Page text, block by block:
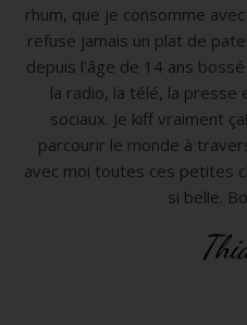
rhum, que je consomme
refuse jamais un plat de
depuis l'âge de 14 ans
la radio, la télé, la presse
sociaux. Je kiff vraiment
parcourir le monde à
avec moi toutes ces petites
si belle.